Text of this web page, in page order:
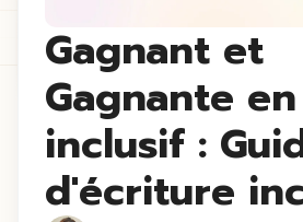
Gagnant et
Gagnante en
inclusif :
d'écriture